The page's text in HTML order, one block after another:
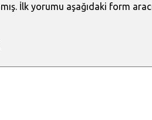
İlk yorumu aşağıdaki form